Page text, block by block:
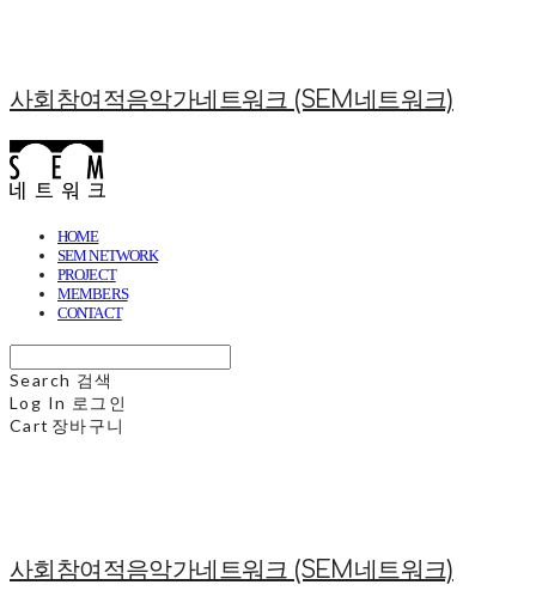
사회참여적음악가네트워크 (SEM네트워크)
HOME
SEM NETWORK
PROJECT
MEMBERS
CONTACT
Search 검색
Log In 로그인
Cart 장바구니
사회참여적음악가네트워크 (SEM네트워크)